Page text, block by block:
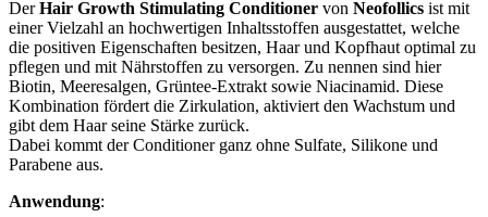
DerHair Growth Stimulating Conditioner von Neofollics ist mit
einer Vielzahl an hochwertigen Inhaltsstoffen ausgestattet, welche
die positiven Eigenschaften besitzen, Haar und Kopfhaut optimal zu
pflegen und mit Nährstoffen zu versorgen. Zu nennen sind hier
Biotin, Meeresalgen, Grüntee-Extrakt sowie Niacinamid. Diese
Kombination fördert die Zirkulation, aktiviert den Wachstum und
gibt dem Haar seine Stärke zurück.
Dabei kommt der Conditioner ganz ohne Sulfate, Silikone und
Parabene aus.
Anwendung: